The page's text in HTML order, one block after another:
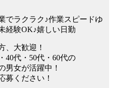
でラクラク♪作業スピードゆ
経験OK♪嬉しい日勤
、大歓迎！
40代・50代・60代の
男女が活躍中！
募ください！